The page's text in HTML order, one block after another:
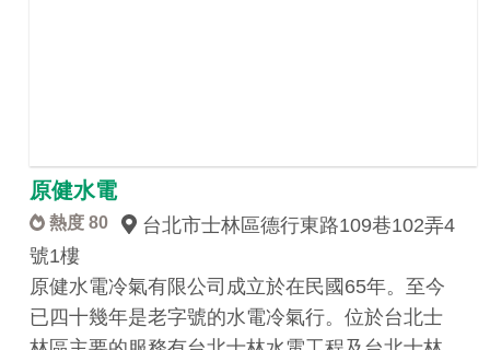
原健水電
熱度 80
台北市士林區德行東路109巷102弄4
號1樓
原健水電冷氣有限公司成立於在民國65年。至今
已四十幾年是老字號的水電冷氣行。位於台北士